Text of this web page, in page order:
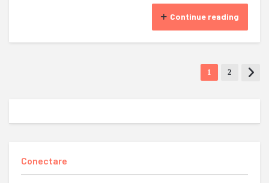
Continue reading
1 2
Conectare